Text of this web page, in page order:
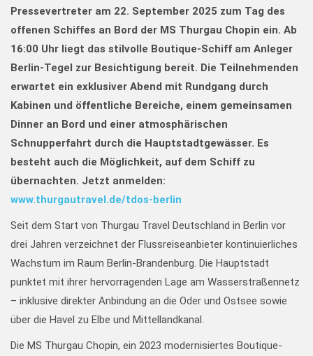
Pressevertreter am 22. September 2025 zum Tag des
offenen Schiffes an Bord der MS Thurgau Chopin ein. Ab
16:00 Uhr liegt das stilvolle Boutique-Schiff am Anleger
Berlin-Tegel zur Besichtigung bereit. Die Teilnehmenden
erwartet ein exklusiver Abend mit Rundgang durch
Kabinen und öffentliche Bereiche, einem gemeinsamen
Dinner an Bord und einer atmosphärischen
Schnupperfahrt durch die Hauptstadtgewässer. Es
besteht auch die Möglichkeit, auf dem Schiff zu
übernachten. Jetzt anmelden:
www.thurgautravel.de/tdos-berlin
Seit dem Start von Thurgau Travel Deutschland in Berlin vor
drei Jahren verzeichnet der Flussreiseanbieter kontinuierliches
Wachstum im Raum Berlin-Brandenburg. Die Hauptstadt
punktet mit ihrer hervorragenden Lage am Wasserstraßennetz
– inklusive direkter Anbindung an die Oder und Ostsee sowie
über die Havel zu Elbe und Mittellandkanal.
Die MS Thurgau Chopin, ein 2023 modernisiertes Boutique-